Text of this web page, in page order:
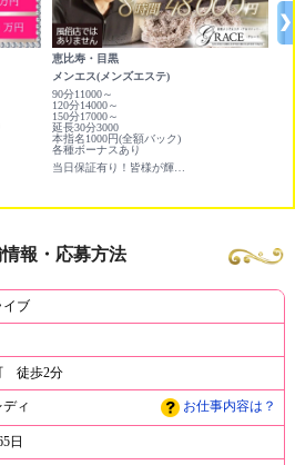
恵比寿・目黒
メンエス(メンズエステ)
90分11000～
120分14000～
150分17000～
延長30分3000
本指名1000円(全額バック)
各種ボーナスあり
情報・応募方法
イブ
徒歩2分
ィ お仕事内容は？
日